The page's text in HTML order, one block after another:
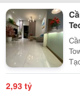
Town Bình
2,93 tỷ